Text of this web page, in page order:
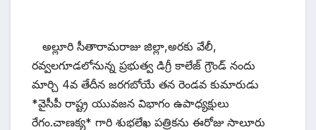
అల్లూరి సీతారామరాజు జిల్లా,అరకు వేలీ,
రవ్వలగూడలోనున్న ప్రభుత్వ డిగ్రీ కాలేజ్ గ్రౌండ్ నందు
మార్చి 4వ తేదీన జరగబోయే తన రెండవ కుమారుడు
*వైసీపీ రాష్ట్ర యువజన విభాగం ఉపాధ్యక్షులు
రేగం.చాణక్య* గారి శుభలేఖ పత్రికను ఈరోజు సాలూరు